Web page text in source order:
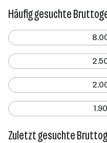
Häufig gesuchte
Zuletzt gesuchte